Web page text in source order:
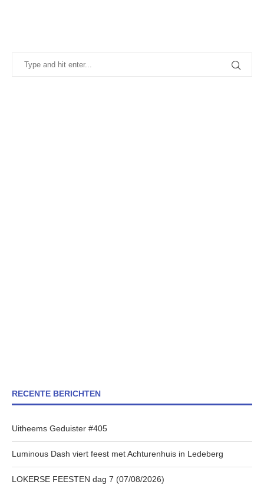
RECENTE BERICHTEN
Uitheems Geduister #405
Luminous Dash viert feest met Achturenhuis in Ledeberg
LOKERSE FEESTEN dag 7 (07/08/2026)